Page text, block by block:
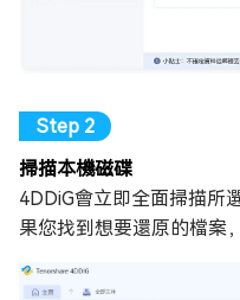
掃描本機磁碟
4DDiG會立即全面掃描所
果您找到想要還原的檔案